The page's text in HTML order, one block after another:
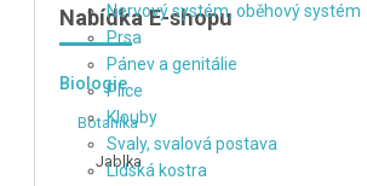
Nervový systém, oběhový systém
Prsa
Pánev a genitálie
Plíce
Klouby
Svaly, svalová postava
Lidská kostra
Nabídka E-shopu
Biologie
Botanika
Jablka